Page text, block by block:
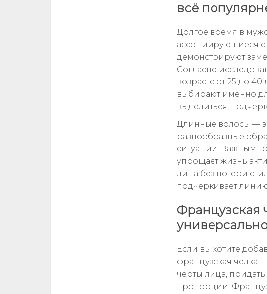
всё
Долгое время в
ассоциирующиеся с
демонстрируют
Согласно
возрасте от 25 до
выбирают именно
выделиться,
Длинные волосы —
разнообразные
ситуации. Важным
упрощает жизнь
лица без потери
подчёркивает
Французская
Если вы хотите
французская челка
черты лица,
пропорции.